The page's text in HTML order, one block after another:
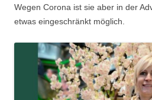
Wegen Corona ist sie aber in der
etwas eingeschränkt möglich.